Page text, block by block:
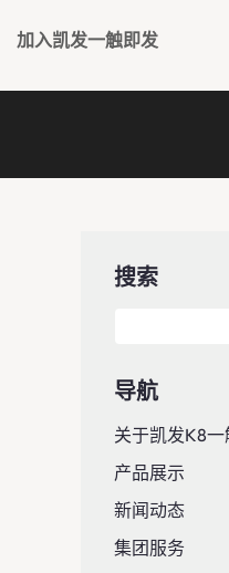
加入凯发一触即发
搜索
导航
关于凯发k8一
产品展示
新闻动态
集团服务